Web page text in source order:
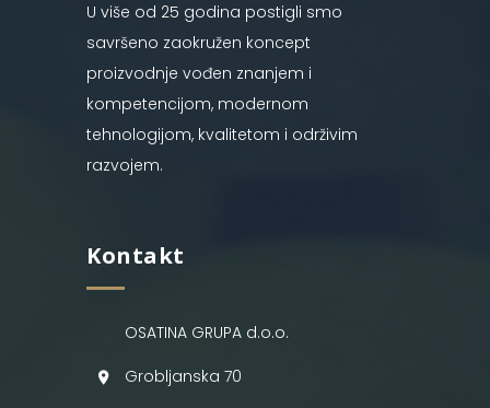
U više od 25 godina postigli smo
savršeno zaokružen koncept
proizvodnje vođen znanjem i
kompetencijom, modernom
tehnologijom, kvalitetom i održivim
razvojem.
Kontakt
OSATINA GRUPA d.o.o.
Grobljanska 70